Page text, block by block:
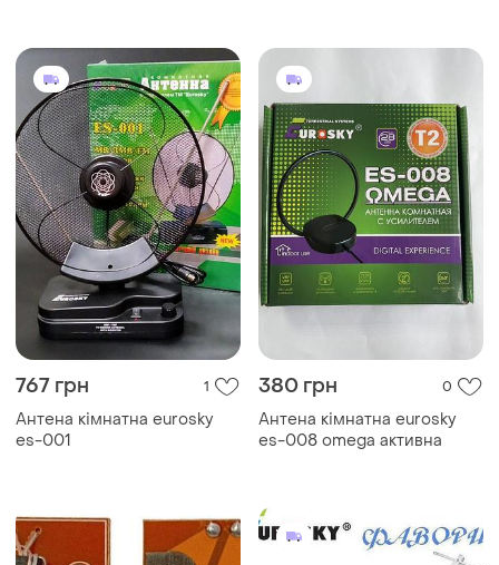
767 грн 1
Антена кімнатна eurosky
es-001
380 грн 0
Антена кімнатна eurosky
es-008 omega активна